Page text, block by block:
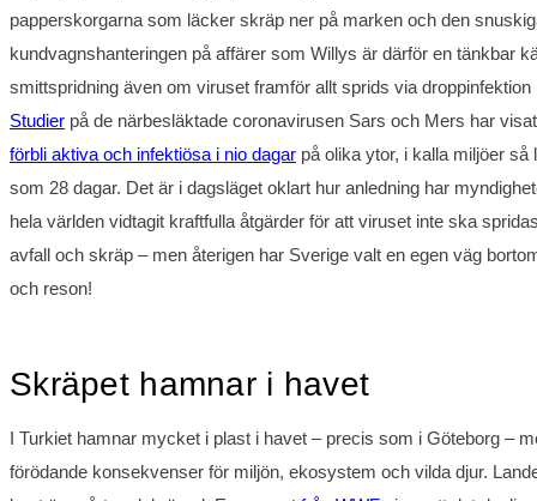
papperskorgarna som läcker skräp ner på marken och den
kundvagnshanteringen på affärer som Willys är därför en tänkbar
smittspridning även om viruset framför allt sprids via droppinfektion
Studier på de närbesläktade coronavirusen Sars och Mers har
förbli aktiva och infektiösa i nio dagar på olika ytor, i kalla miljöer så
som 28 dagar. Det är i dagsläget oklart hur anledning har
hela världen vidtagit kraftfulla åtgärder för att viruset inte ska
avfall och skräp – men återigen har Sverige valt en egen väg
och reson!
Skräpet hamnar i havet
I Turkiet hamnar mycket i plast i havet – precis som i Göteborg –
förödande konsekvenser för miljön, ekosystem och vilda djur.